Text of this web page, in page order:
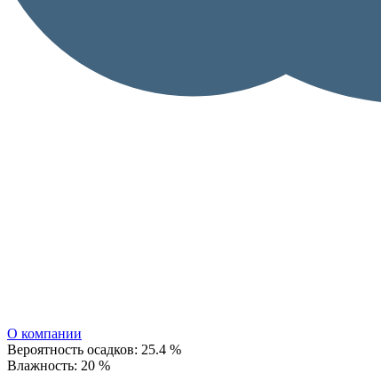
О компании
Вероятность осадков: 25.4 %
Влажность: 20 %